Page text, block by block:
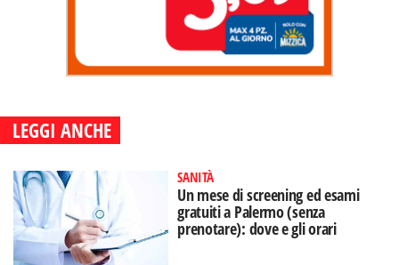
LEGGI ANCHE
SANITÀ
Un mese di screening ed esami
gratuiti a Palermo (senza
prenotare): dove e gli orari